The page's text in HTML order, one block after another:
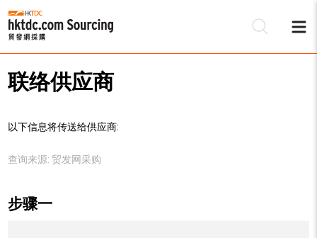
联络供应商
以下信息将传送给供应商:
查询来源: 贸发网采购
步骤一